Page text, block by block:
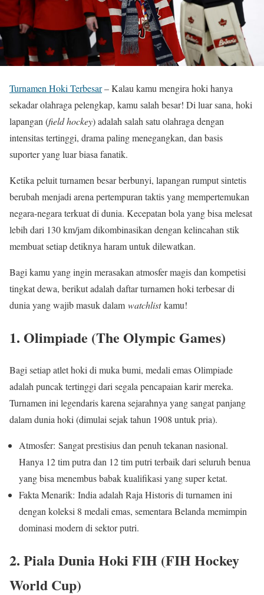
Turnamen Hoki Terbesar– Kalau kamu mengira hoki hanya
sekadar olahraga pelengkap, kamu salah besar! Di luar sana, hoki
lapangan (field hockey) adalah salah satu olahraga dengan
intensitas tertinggi, drama paling menegangkan, dan basis
suporter yang luar biasa fanatik.
Ketika peluit turnamen besar berbunyi, lapangan rumput sintetis
berubah menjadi arena pertempuran taktis yang mempertemukan
negara-negara terkuat di dunia. Kecepatan bola yang bisa melesat
lebih dari 130 km/jam dikombinasikan dengan kelincahan stik
membuat setiap detiknya haram untuk dilewatkan.
Bagi kamu yang ingin merasakan atmosfer magis dan kompetisi
tingkat dewa, berikut adalah daftar turnamen hoki terbesar di
dunia yang wajib masuk dalam watchlistkamu!
1. Olimpiade (The Olympic Games)
Bagi setiap atlet hoki di muka bumi, medali emas Olimpiade
adalah puncak tertinggi dari segala pencapaian karir mereka.
Turnamen ini legendaris karena sejarahnya yang sangat panjang
dalam dunia hoki (dimulai sejak tahun 1908 untuk pria).
Atmosfer: Sangat prestisius dan penuh tekanan nasional.
Hanya 12 tim putra dan 12 tim putri terbaik dari seluruh benua
yang bisa menembus babak kualifikasi yang super ketat.
Fakta Menarik: India adalah Raja Historis di turnamen ini
dengan koleksi 8 medali emas, sementara Belanda memimpin
dominasi modern di sektor putri.
2. Piala Dunia Hoki FIH (FIH Hockey
World Cup)